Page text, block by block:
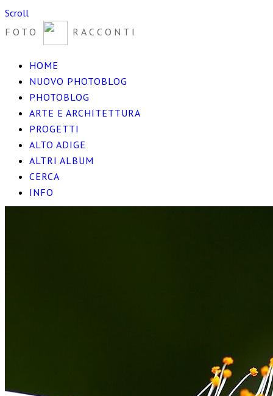
Scroll
FOTO
RACCONTI
HOME
NUOVO PHOTOBLOG
PHOTOBLOG
ARTE E ARCHITETTURA
PROGETTI
ALTO ADIGE
ALTRI ALBUM
CERCA
INFO